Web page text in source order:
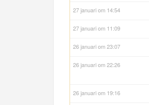
27 januari om 14:54
27 januari om 11:09
26 januari om 23:07
26 januari om 22:26
26 januari om 19:16